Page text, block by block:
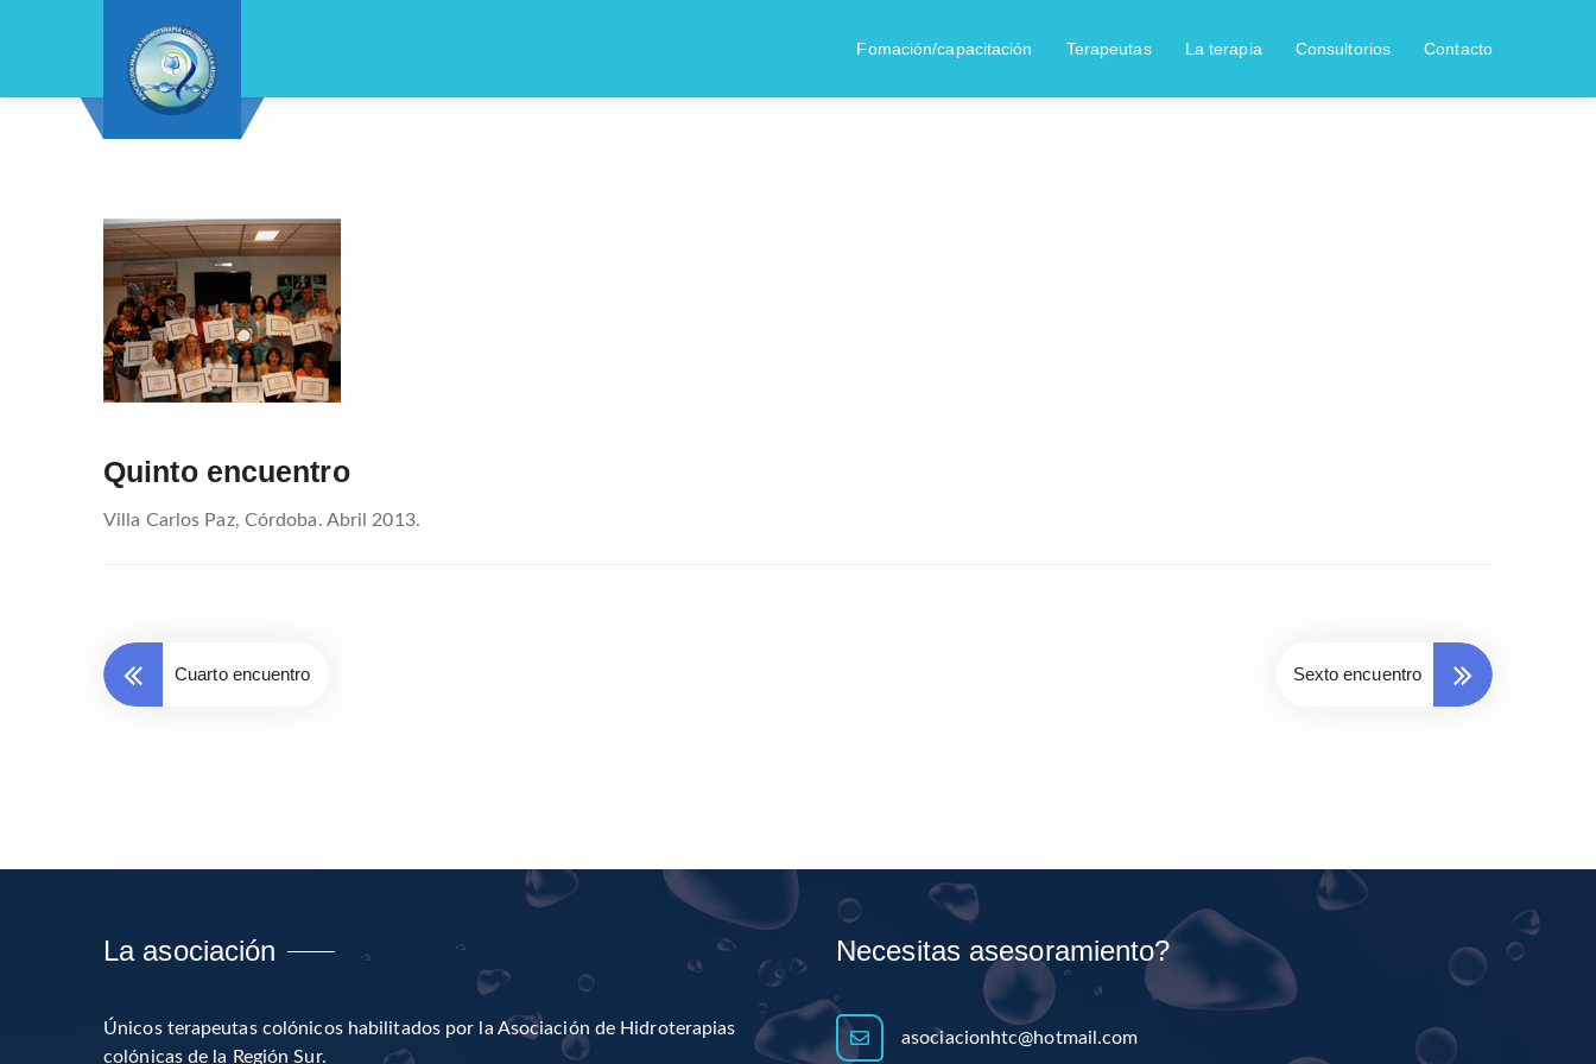
Fomación/capacitación Terapeutas La terapia Consultorios Contacto
Quinto encuentro
Villa Carlos Paz, Córdoba. Abril 2013.
Navegación
de
entradas
Cuarto encuentro Sexto encuentro
La asociación
Únicos terapeutas colónicos habilitados por la Asociación de Hidroterapias
colónicas de la Región Sur.
Necesitas asesoramiento?
asociacionhtc@hotmail.com